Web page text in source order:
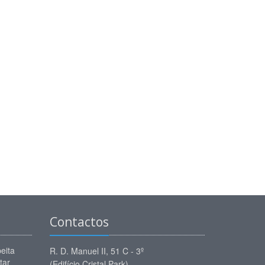
Contactos
R. D. Manuel II, 51 C - 3º